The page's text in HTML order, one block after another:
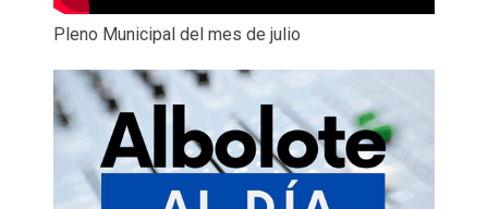
Pleno Municipal del mes de julio